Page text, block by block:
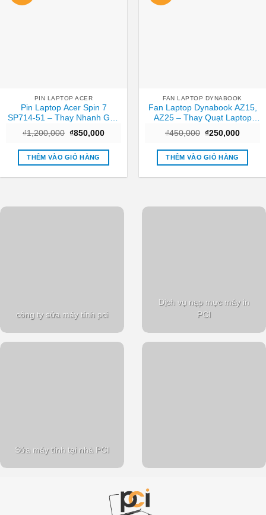
PIN LAPTOP ACER
Pin Laptop Acer Spin 7
SP714-51 – Thay Nhanh Gần
₫1,200,000 Giá
là:
₫1,200,000.
₫850,000Giá
tại
₫850,000.
THÊM VÀO GIỎ HÀNG
FAN LAPTOP DYNABOOK
Fan Laptop Dynabook AZ15,
AZ25 – Thay Quạt Laptop
Tốt
₫450,000 Giá
là:
₫450,000.
₫250,000Giá
tại
THÊM VÀO GIỎ HÀNG
công ty sửa máy tính pci
Dịch vụ nạp mực máy in
PCI
Sửa máy tính tại nhà PCI